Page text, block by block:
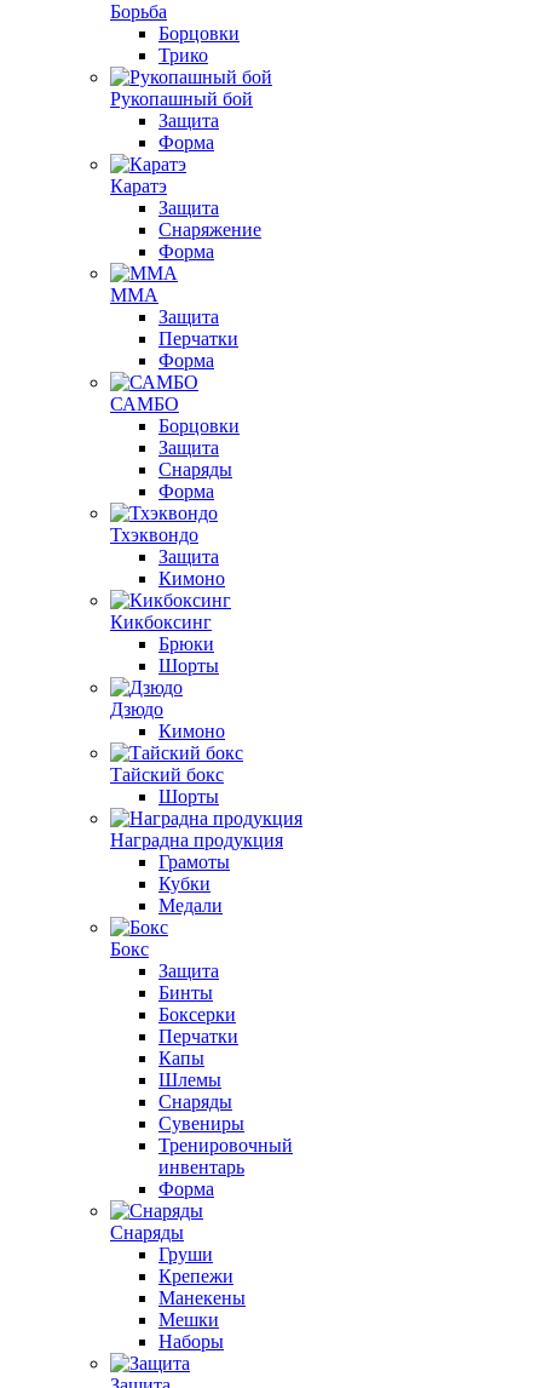
Борьба
Борцовки
Трико
Рукопашный бой
Защита
Форма
Каратэ
Защита
Снаряжение
Форма
ММА
Защита
Перчатки
Форма
САМБО
Борцовки
Защита
Снаряды
Форма
Тхэквондо
Защита
Кимоно
Кикбоксинг
Брюки
Шорты
Дзюдо
Кимоно
Тайский бокс
Шорты
Наградна продукция
Грамоты
Кубки
Медали
Бокс
Защита
Бинты
Боксерки
Перчатки
Капы
Шлемы
Снаряды
Сувениры
Тренировочный
инвентарь
Форма
Снаряды
Груши
Крепежи
Манекены
Мешки
Наборы